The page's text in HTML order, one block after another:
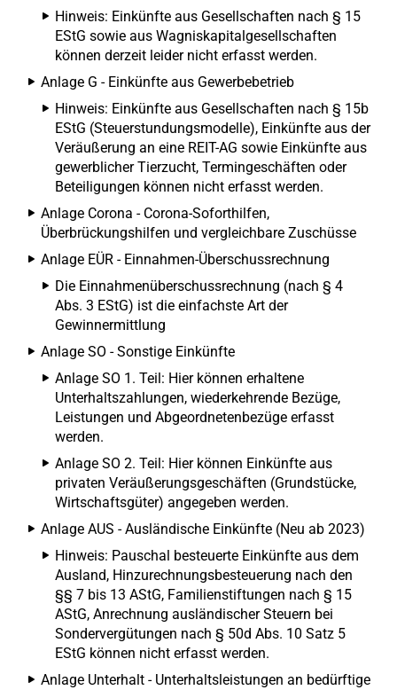
Hinweis: Einkünfte aus Gesellschaften nach § 15
EStG sowie aus Wagniskapitalgesellschaften
können derzeit leider nicht erfasst werden.
Anlage G - Einkünfte aus Gewerbebetrieb
Hinweis: Einkünfte aus Gesellschaften nach § 15b
EStG (Steuerstundungsmodelle), Einkünfte aus der
Veräußerung an eine REIT-AG sowie Einkünfte aus
gewerblicher Tierzucht, Termingeschäften oder
Beteiligungen können nicht erfasst werden.
Anlage Corona - Corona-Soforthilfen,
Überbrückungshilfen und vergleichbare Zuschüsse
Anlage EÜR - Einnahmen-Überschussrechnung
Die Einnahmenüberschussrechnung (nach § 4
Abs. 3 EStG) ist die einfachste Art der
Gewinnermittlung
Anlage SO - Sonstige Einkünfte
Anlage SO 1. Teil: Hier können erhaltene
Unterhaltszahlungen, wiederkehrende Bezüge,
Leistungen und Abgeordnetenbezüge erfasst
werden.
Anlage SO 2. Teil: Hier können Einkünfte aus
privaten Veräußerungsgeschäften (Grundstücke,
Wirtschaftsgüter) angegeben werden.
Anlage AUS - Ausländische Einkünfte (Neu ab 2023)
Hinweis: Pauschal besteuerte Einkünfte aus dem
Ausland, Hinzurechnungsbesteuerung nach den
§§ 7 bis 13 AStG, Familienstiftungen nach § 15
AStG, Anrechnung ausländischer Steuern bei
Sondervergütungen nach § 50d Abs. 10 Satz 5
EStG können nicht erfasst werden.
Anlage Unterhalt - Unterhaltsleistungen an bedürftige